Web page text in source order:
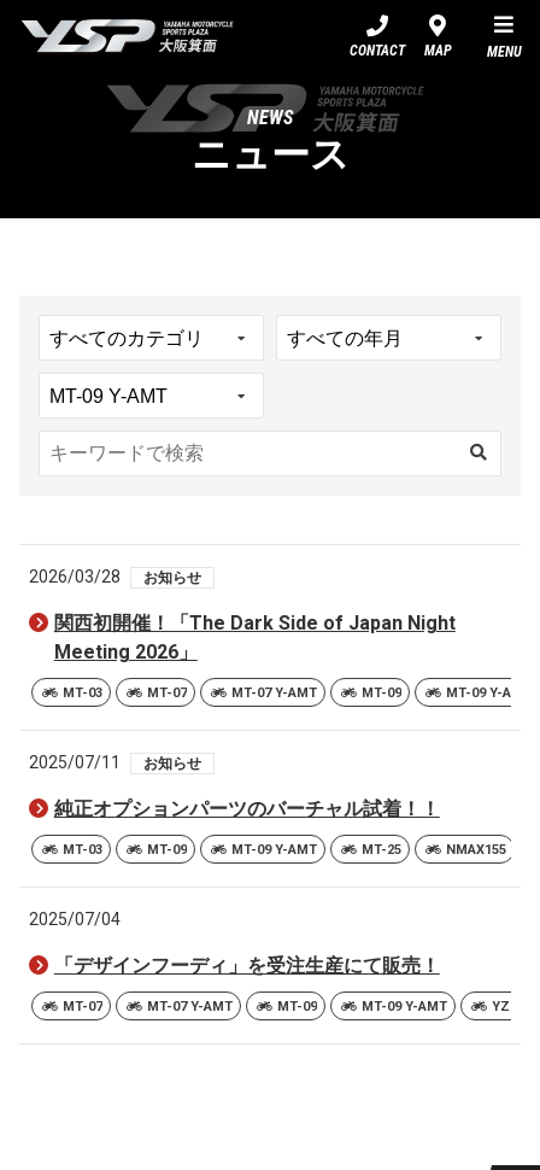
CONTACT MAP MENU
NEWS
ニュース
2026/03/28 お知らせ
関西初開催！「The Dark Side of Japan Night
Meeting 2026」
MT-03 MT-07 MT-07 Y-AMT MT-09 MT-09 Y-AMT
2025/07/11 お知らせ
純正オプションパーツのバーチャル試着！！
MT-03 MT-09 MT-09 Y-AMT MT-25 NMAX155
2025/07/04
「デザインフーディ」を受注生産にて販売！
MT-07 MT-07 Y-AMT MT-09 MT-09 Y-AMT YZF-R7